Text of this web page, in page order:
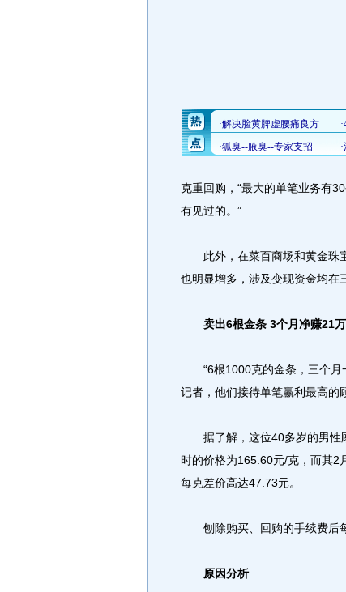
克重回购，“最大的单笔业务有
有见过的。”
此外，在菜百商场和黄金珠
也明显增多，涉及变现资金均在
卖出6根金条 3个月净赚21万
“6根1000克的金条，三个月
记者，他们接待单笔赢利最高的
据了解，这位40多岁的男性
时的价格为165.60元/克，而其2
每克差价高达47.73元。
刨除购买、回购的手续费后每
原因分析